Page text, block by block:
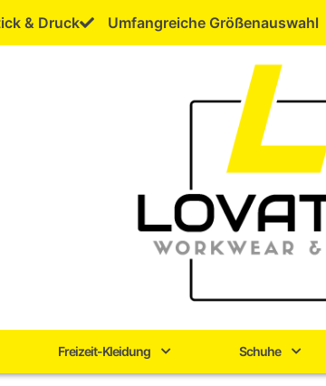
& Druck Umfangreiche Größenauswahl
Freizeit-Kleidung Schuhe